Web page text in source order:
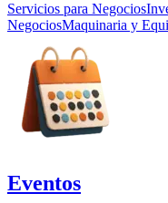
Servicios para Negocios
NegociosMaquinaria y
Eventos